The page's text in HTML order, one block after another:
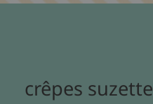
crêpes suzette